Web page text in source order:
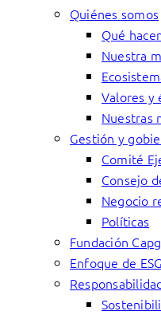
Quiénes somos
Qué
Nuestra
Valores y
Nuestras
Gestión y
Comité
Consejo
Negocio
Políticas
Fundación
Enfoque de ESG